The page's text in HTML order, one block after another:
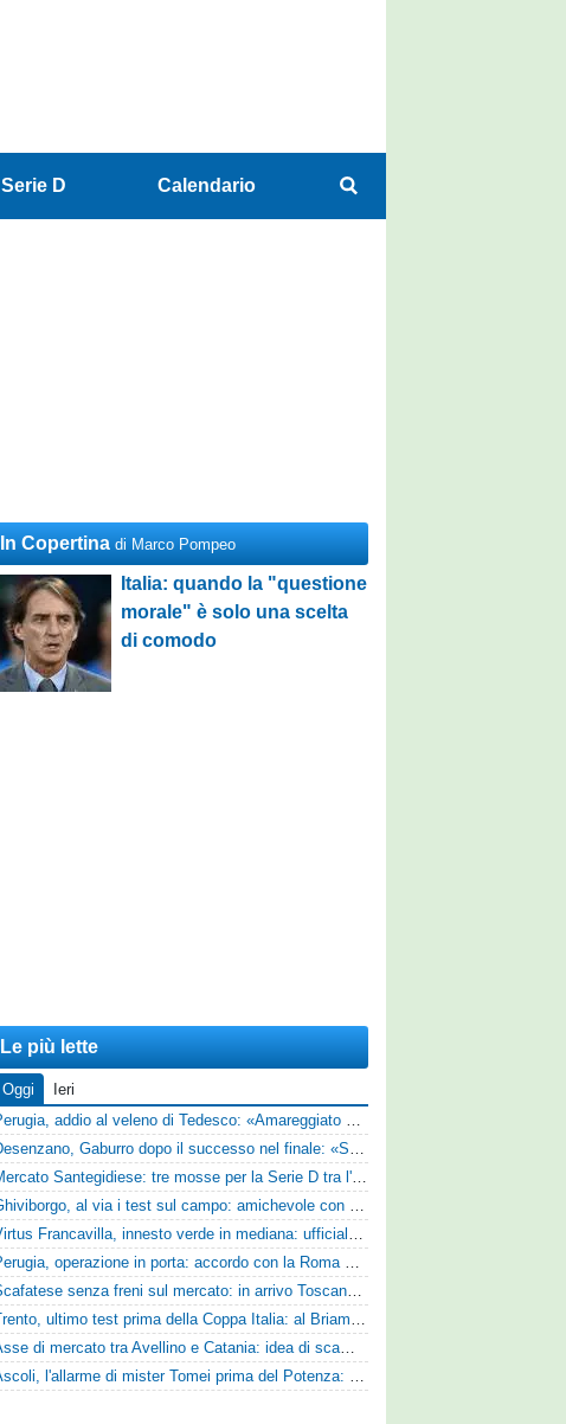
Serie D Calendario
In Copertina di Marco Pompeo
Italia: quando la "questione
morale" è solo una scelta
di comodo
Le più lette
Oggi
Ieri
Perugia, addio al veleno di Tedesco: «Amareggiato dalle parole di Alessandro Gaucci, mi hanno ferito umanamente»
Desenzano, Gaburro dopo il successo nel finale: «Sapevamo che avremmo sofferto, ma si è vista la voglia di vincere»
Mercato Santegidiese: tre mosse per la Serie D tra l'ingaggio di Diakhate e due rinnovi chiave
Ghiviborgo, al via i test sul campo: amichevole con il Fratres Perignano e sguardo al nuovo girone E
Virtus Francavilla, innesto verde in mediana: ufficiale l'arrivo del classe 2008 Gianluca Ajello
Perugia, operazione in porta: accordo con la Roma per il talento Zelezny
Scafatese senza freni sul mercato: in arrivo Toscano e Manzi dall'Avellino per la Serie C
Trento, ultimo test prima della Coppa Italia: al Briamasco arriva il triangolare con Südtirol e Campodarsego
Asse di mercato tra Avellino e Catania: idea di scambio tra Cosimo Patierno e Kaleb Jimenez
Ascoli, l'allarme di mister Tomei prima del Potenza: «Mettiamoci l'elmetto, l'obiettivo è la salvezza e non dobbiamo vendere fumo!»